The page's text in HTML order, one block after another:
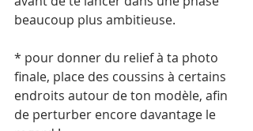
beaucoup plus ambitieuse.
* pour donner du relief à ta photo
finale, place des coussins à certains
endroits autour de ton modèle, afin
de perturber encore davantage le